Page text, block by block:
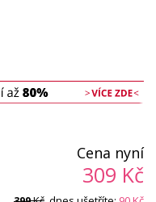
Cena nyní
309 Kč